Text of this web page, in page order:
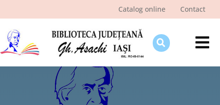
Catalog online Contact
Despre bibliotecă
Pagina cititorului